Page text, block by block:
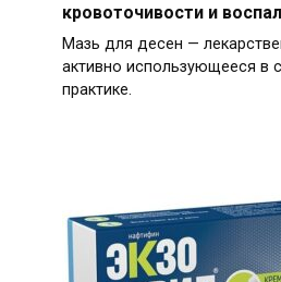
кровоточивости и
Мазь для десен —
активно использующееся в
практике.